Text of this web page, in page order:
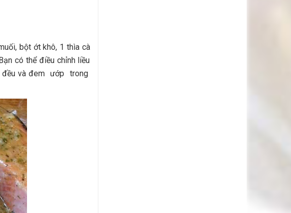
bột ớt khô, 1 thìa cà
có thể điều chỉnh liều
đều và đem ướp trong